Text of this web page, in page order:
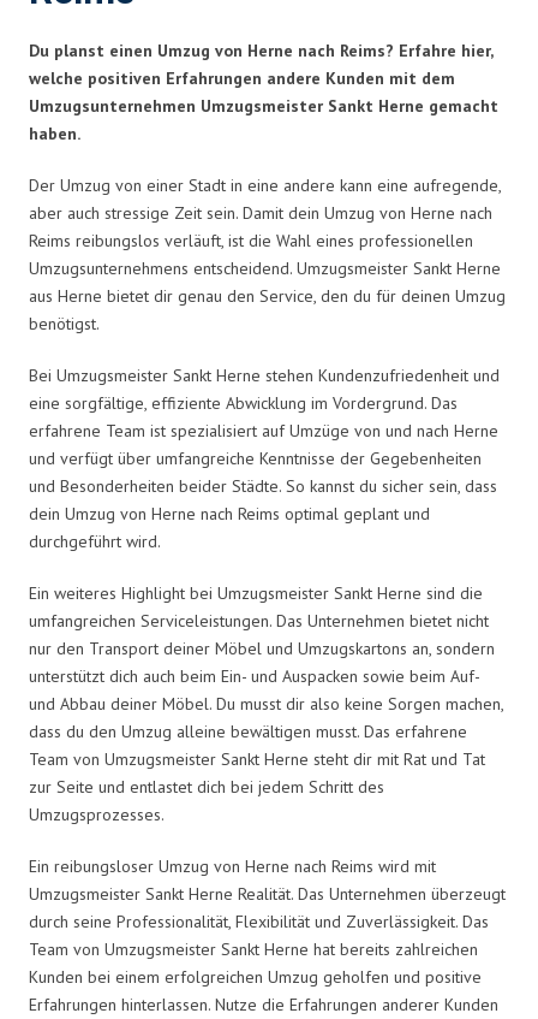
Du planst einen Umzug von Herne nach Reims? Erfahre hier,
welche positiven Erfahrungen andere Kunden mit dem
Umzugsunternehmen Umzugsmeister Sankt Herne gemacht
haben.
Der Umzug von einer Stadt in eine andere kann eine aufregende,
aber auch stressige Zeit sein. Damit dein Umzug von Herne nach
Reims reibungslos verläuft, ist die Wahl eines professionellen
Umzugsunternehmens entscheidend. Umzugsmeister Sankt Herne
aus Herne bietet dir genau den Service, den du für deinen Umzug
benötigst.
Bei Umzugsmeister Sankt Herne stehen Kundenzufriedenheit und
eine sorgfältige, effiziente Abwicklung im Vordergrund. Das
erfahrene Team ist spezialisiert auf Umzüge von und nach Herne
und verfügt über umfangreiche Kenntnisse der Gegebenheiten
und Besonderheiten beider Städte. So kannst du sicher sein, dass
dein Umzug von Herne nach Reims optimal geplant und
durchgeführt wird.
Ein weiteres Highlight bei Umzugsmeister Sankt Herne sind die
umfangreichen Serviceleistungen. Das Unternehmen bietet nicht
nur den Transport deiner Möbel und Umzugskartons an, sondern
unterstützt dich auch beim Ein- und Auspacken sowie beim Auf-
und Abbau deiner Möbel. Du musst dir also keine Sorgen machen,
dass du den Umzug alleine bewältigen musst. Das erfahrene
Team von Umzugsmeister Sankt Herne steht dir mit Rat und Tat
zur Seite und entlastet dich bei jedem Schritt des
Umzugsprozesses.
Ein reibungsloser Umzug von Herne nach Reims wird mit
Umzugsmeister Sankt Herne Realität. Das Unternehmen überzeugt
durch seine Professionalität, Flexibilität und Zuverlässigkeit. Das
Team von Umzugsmeister Sankt Herne hat bereits zahlreichen
Kunden bei einem erfolgreichen Umzug geholfen und positive
Erfahrungen hinterlassen. Nutze die Erfahrungen anderer Kunden